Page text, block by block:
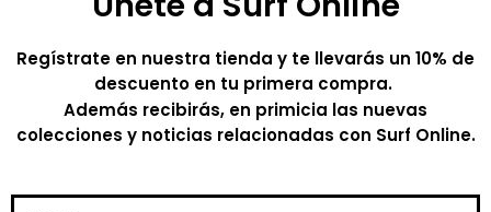
Regístrate en nuestra tienda y te llevarás un 10% de
descuento en tu primera compra.
Además recibirás, en primicia las nuevas
colecciones y noticias relacionadas con Surf Online.